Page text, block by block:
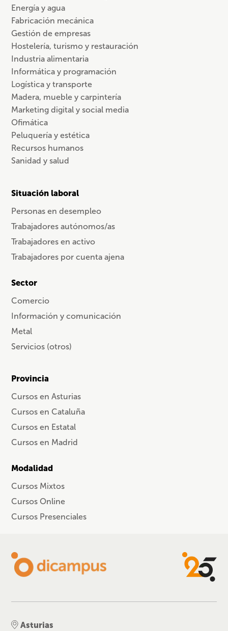
Energía y agua
Fabricación mecánica
Gestión de empresas
Hostelería, turismo y restauración
Industria alimentaria
Informática y programación
Logística y transporte
Madera, mueble y carpintería
Marketing digital y social media
Ofimática
Peluquería y estética
Recursos humanos
Sanidad y salud
Situación laboral
Personas en desempleo
Trabajadores autónomos/as
Trabajadores en activo
Trabajadores por cuenta ajena
Sector
Comercio
Información y comunicación
Metal
Servicios (otros)
Provincia
Cursos en Asturias
Cursos en Cataluña
Cursos en Estatal
Cursos en Madrid
Modalidad
Cursos Mixtos
Cursos Online
Cursos Presenciales
Asturias